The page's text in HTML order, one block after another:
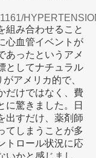
組み合わせること
心血管イベントが
あったというアメ
としてナチュラル
アメリカ的で、
だけではなく、費
に驚きました。日
出すだけ、薬剤師
てしまうことが多
トロール状況に応
いかと感じまし